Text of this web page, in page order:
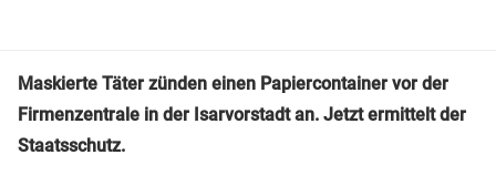
Maskierte Täter zünden einen Papiercontainer vor der
Firmenzentrale in der Isarvorstadt an. Jetzt ermittelt der
Staatsschutz.